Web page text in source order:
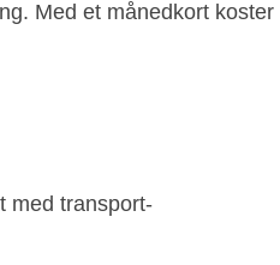
Med et månedkort koster
med transport-